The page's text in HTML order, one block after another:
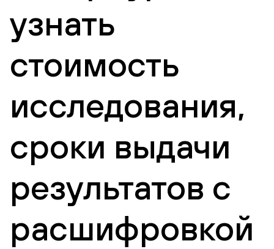
узнать
стоимость
исследования,
сроки выдачи
результатов с
расшифровкой